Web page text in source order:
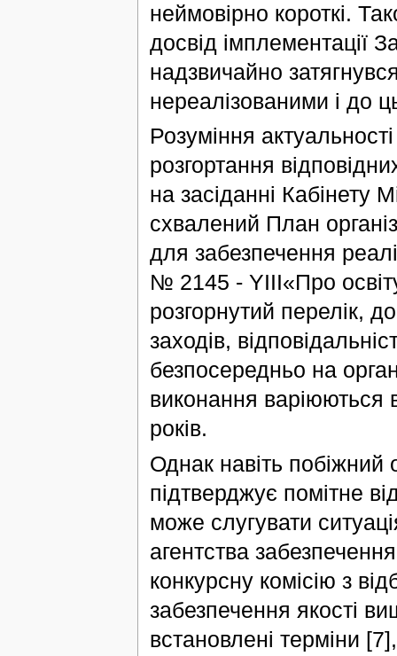
неймовірно короткі.
досвід імплементації
надзвичайно
нереалізованими і до
Розуміння
розгортання
на засіданні Кабінету
схвалений План
для забезпечення
№ 2145 - YIII«Про
розгорнутий перелік,
заходів,
безпосередньо на
виконання варіюються
років.
Однак навіть побіжний
підтверджує помітне
може слугувати
агентства
конкурсну комісію з
забезпечення якості
встановлені терміни